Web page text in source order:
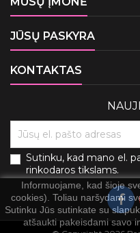
JŪSŲ PASKYRA
KONTAKTAS
Informuojame, kad šioje
cookies). Toliau naršydami
Sutinku Jūs sutinkate su
atšaukti pakeisdami savo
Sutinku, kad mano el.
rinkodaros tikslams.